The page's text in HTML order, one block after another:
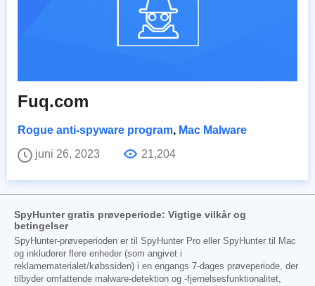
Fuq.com
Rogue anti-spyware program, Mac Malware
juni 26, 2023
21,204
SpyHunter gratis prøveperiode: Vigtige vilkår og
betingelser
SpyHunter-prøveperioden er til SpyHunter Pro eller SpyHunter til Mac
og inkluderer flere enheder (som angivet i
reklamematerialet/købssiden) i en engangs 7-dages prøveperiode, der
tilbyder omfattende malware-detektion og -fjernelsesfunktionalitet,